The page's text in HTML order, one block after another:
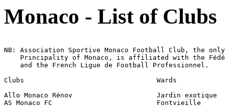
Monaco - List of Clubs
NB: Association Sportive Monaco Football Club, the
Principality of Monaco, is affiliated with the
    and the French Ligue de Football Professionnel.
Clubs                                 Wards
Allo Monaco Rénov                     Jardin exotique
AS Monaco FC                          Fontvieille